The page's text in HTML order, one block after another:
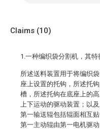
Claims (10)
1.一种编织袋分割机，其
所述送料装置用于将编织
座上设置的托钩，所述托
槽，所述托钩在底座上的
上下运动的驱动装置；以
第一输送辊包括辊面相互
第一主动辊由第一电机驱